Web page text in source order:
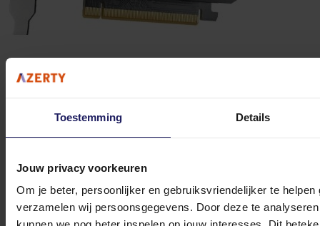
Toestemming Details
Jouw privacy voorkeuren
Om je beter, persoonlijker en gebruiksvriendelijker te
verzamelen wij persoonsgegevens. Door deze te
Volgende werkdag in huis